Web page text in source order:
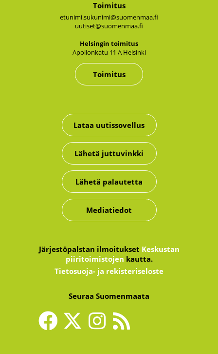
Toimitus
etunimi.sukunimi@suomenmaa.fi
uutiset@suomenmaa.fi
Hel­sin­gin toi­mi­tus
Apol­lon­ka­tu 11 A Hel­sin­ki
Toimitus
Lataa uutissovellus
Lähetä juttuvinkki
Lähetä palautetta
Mediatiedot
Järjestöpalstan ilmoitukset Keskustan
piiritoimistojen kautta.
Tietosuoja- ja rekisteriseloste
Seuraa Suomenmaata